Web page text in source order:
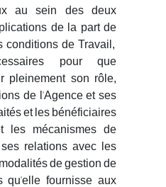
au sein des deux
de la part de
conditions de Travail,
pour que
pleinement son rôle,
de l'Agence et ses
et les bénéficiaires
les mécanismes de
relations avec les
de gestion de
qu'elle fournisse aux